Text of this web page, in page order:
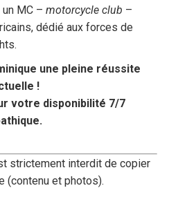
un MC – motorcycle club –
dédié aux forces de
une pleine réussite
!
votre disponibilité 7/7
strictement interdit de copier
(contenu et photos).